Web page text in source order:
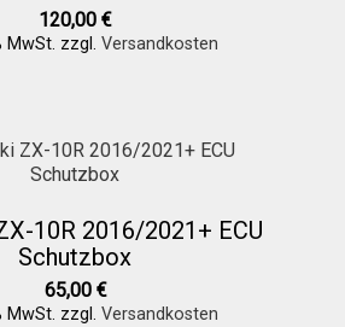
120,00 €
MwSt. zzgl. Versandkosten
10R 2016/2021+ ECU
Schutzbox
65,00 €
MwSt. zzgl. Versandkosten